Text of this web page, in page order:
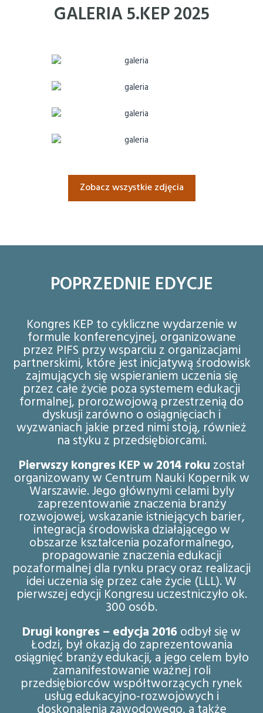
GALERIA 5.KEP 2025
Zobacz wszystkie zdjęcia
POPRZEDNIE EDYCJE
Kongres KEP to cykliczne wydarzenie w
formule konferencyjnej, organizowane
przez PIFS przy wsparciu z organizacjami
partnerskimi, które jest inicjatywą środowisk
zajmujących się wspieraniem uczenia się
przez całe życie poza systemem edukacji
formalnej, prorozwojową przestrzenią do
dyskusji zarówno o osiągnięciach i
wyzwaniach jakie przed nimi stoją, również
na styku z przedsiębiorcami.
Pierwszy kongres KEP w 2014 roku został
organizowany w Centrum Nauki Kopernik w
Warszawie. Jego głównymi celami byly
zaprezentowanie znaczenia branży
rozwojowej, wskazanie istniejących barier,
integracja środowiska działającego w
obszarze kształcenia pozaformalnego,
propagowanie znaczenia edukacji
pozaformalnej dla rynku pracy oraz realizacji
idei uczenia się przez całe życie (LLL). W
pierwszej edycji Kongresu uczestniczyło ok.
300 osób.
Drugi kongres – edycja 2016odbył się w
Łodzi, był okazją do zaprezentowania
osiągnięć branży edukacji, a jego celem było
zamanifestowanie ważnej roli
przedsiębiorców współtworzących rynek
usług edukacyjno-rozwojowych i